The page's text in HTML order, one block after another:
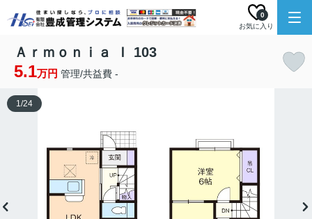
お気に入り
0
Ａｒｍｏｎｉａ Ｉ 103
5.1万円 管理/共益費 -
1/24